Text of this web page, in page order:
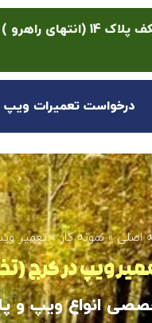
راهرو )
درخواست تعمیرات ویپ
اصلی»نمونه کار»تعمیر
ویپ در کرج
انواع ویپ و